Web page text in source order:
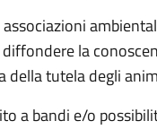
la
della tutela degli
a bandi e/o